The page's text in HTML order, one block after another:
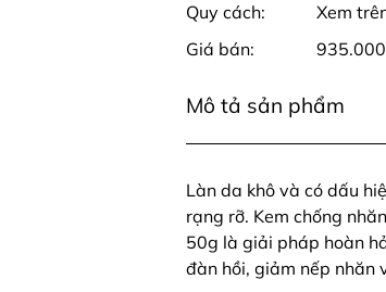
Quy cách:
Xem
Giá bán:
Mô tả sản phẩm
Làn da khô và có dấu
rạng rỡ. Kem chống
50g là giải pháp hoàn
đàn hồi, giảm nếp nhăn